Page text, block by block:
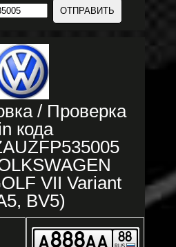
/ Проверка
кода
VII Variant
BV5)